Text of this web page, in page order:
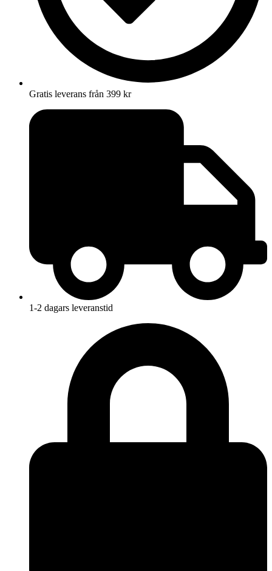
Gratis leverans från 399 kr
1-2 dagars leveranstid